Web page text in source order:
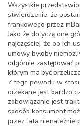
Wszystkie
stwierdzenie, że
frankowego przez
Jako że dotyczą one
najczęściej, że po ich
umowy byłoby
odgórnie zastępować
którym ma być
Z tego powodu w
orzekane jest bardzo
zobowiązanie jest
sposób konsument
przez lata nienależnie